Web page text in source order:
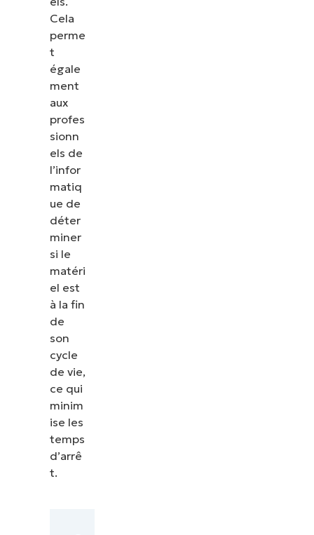
Cela
perme
t
égale
ment
aux
profes
sionn
els de
l’infor
matiq
ue de
déter
miner
si le
matéri
el est
à la fin
de
son
cycle
de vie,
ce qui
minim
ise les
temps
d’arrê
t.